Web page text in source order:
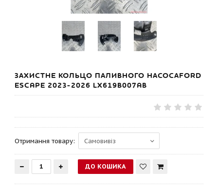
ЗАХИСТНЕ КОЛЬЦО ПАЛИВНОГО НАСОСАFORD
ESCAPE 2023-2026 LX619B007AB
Отримання товару: